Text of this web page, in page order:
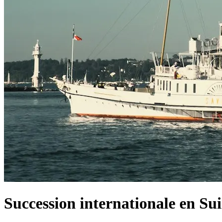
Succession internationale en